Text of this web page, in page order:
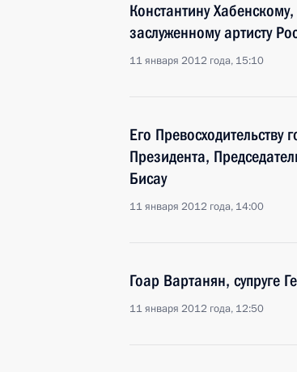
Константину
заслуженному артисту
11 января 2012 года, 15:10
Его
Президента,
Бисау
11 января 2012 года, 14:00
Гоар Вартанян, супруге
11 января 2012 года, 12:50